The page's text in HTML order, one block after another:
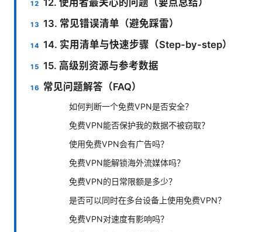
12. 使用者最关心的问题（要点总结）
13. 常见错误清单（避免踩雷）
14. 实用清单与快速步骤（Step-by-step）
15. 高级别资源与参考数据
常见问题解答（FAQ）
如何判断一个免费VPN是否安全？
免费VPN能否保护我的数据不被窃取？
使用免费VPN会有广告吗？
免费VPN能解锁海外流媒体吗？
免费VPN的日常限额是多少？
是否可以同时在多台设备上使用免费VPN？
免费VPN对速度有影响吗？